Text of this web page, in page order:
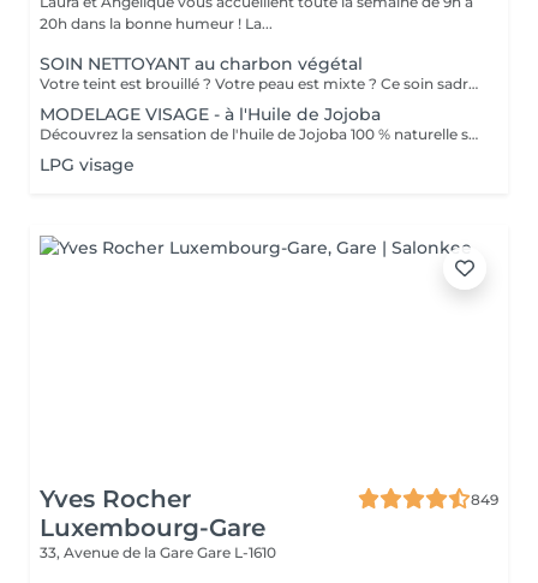
20h dans la bonne humeur ! La...
SOIN NETTOYANT au charbon végétal
Votre teint est brouillé ? Votre peau est mixte ? Ce soin sadresse à vous. Votre peau est nettoyée par une exfoliation douce, sous vapeur, complétée par une extraction des comédons. Pour finir, lapplication dun masque purifie la zone médiane (front, nez, menton), et hydrate le reste de votre visage. Detoxifié et hydraté, votre visage retrouve un teint unifié et lumineux. Bénéfices : Detoxifié et hydraté, votre visage retrouve un teint unifié et lumineux.
MODELAGE VISAGE - à l'Huile de Jojoba
Découvrez la sensation de l'huile de Jojoba 100 % naturelle sur votre peau. Nourrie, votre peau retrouve tout son confort. Libéré de ses tensions grâce aux mains habiles de notre esthéticienne, votre visage est détendu. Bénéfices : Nourrie, votre peau retrouve tout son confort.
LPG visage
Yves Rocher
Luxembourg-Gare
849
33, Avenue de la Gare Gare L-1610